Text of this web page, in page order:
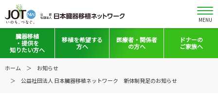
MENU
臓器移植
・提供を
知りたい方へ
移植と提供とは
移植を希望する
方へ
移植希望登録をお考えの方へ
医療者・ 関係者
の方へ
医療者向けお知らせ
ドナーの
ご家族へ
ホーム
お知らせ
公益社団法人 日本臓器移植ネットワーク 新体制発足のお知らせ